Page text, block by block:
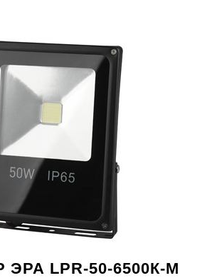
LPR-50-6500К-М